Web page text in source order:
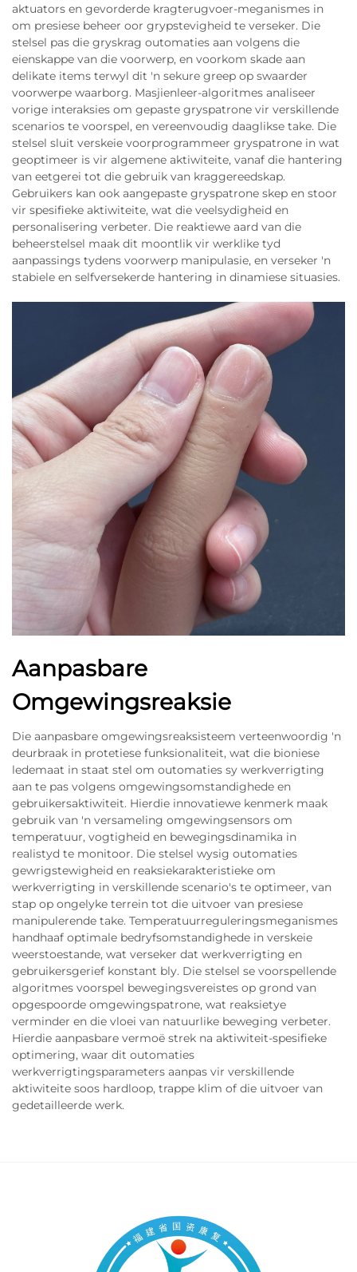
aktuators en gevorderde kragterugvoer-meganismes in
om presiese beheer oor grypstevigheid te verseker. Die
stelsel pas die gryskrag outomaties aan volgens die
eienskappe van die voorwerp, en voorkom skade aan
delikate items terwyl dit 'n sekure greep op swaarder
voorwerpe waarborg. Masjienleer-algoritmes analiseer
vorige interaksies om gepaste gryspatrone vir verskillende
scenarios te voorspel, en vereenvoudig daaglikse take. Die
stelsel sluit verskeie voorprogrammeer gryspatrone in wat
geoptimeer is vir algemene aktiwiteite, vanaf die hantering
van eetgerei tot die gebruik van kraggereedskap.
Gebruikers kan ook aangepaste gryspatrone skep en stoor
vir spesifieke aktiwiteite, wat die veelsydigheid en
personalisering verbeter. Die reaktiewe aard van die
beheerstelsel maak dit moontlik vir werklike tyd
aanpassings tydens voorwerp manipulasie, en verseker 'n
stabiele en selfversekerde hantering in dinamiese situasies.
Aanpasbare
Omgewingsreaksie
Die aanpasbare omgewingsreaksisteem verteenwoordig 'n
deurbraak in protetiese funksionaliteit, wat die bioniese
ledemaat in staat stel om outomaties sy werkverrigting
aan te pas volgens omgewingsomstandighede en
gebruikersaktiwiteit. Hierdie innovatiewe kenmerk maak
gebruik van 'n versameling omgewingsensors om
temperatuur, vogtigheid en bewegingsdinamika in
realistyd te monitoor. Die stelsel wysig outomaties
gewrigstewigheid en reaksiekarakteristieke om
werkverrigting in verskillende scenario's te optimeer, van
stap op ongelyke terrein tot die uitvoer van presiese
manipulerende take. Temperatuurreguleringsmeganismes
handhaaf optimale bedryfsomstandighede in verskeie
weerstoestande, wat verseker dat werkverrigting en
gebruikersgerief konstant bly. Die stelsel se voorspellende
algoritmes voorspel bewegingsvereistes op grond van
opgespoorde omgewingspatrone, wat reaksietye
verminder en die vloei van natuurlike beweging verbeter.
Hierdie aanpasbare vermoë strek na aktiwiteit-spesifieke
optimering, waar dit outomaties
werkverrigtingsparameters aanpas vir verskillende
aktiwiteite soos hardloop, trappe klim of die uitvoer van
gedetailleerde werk.